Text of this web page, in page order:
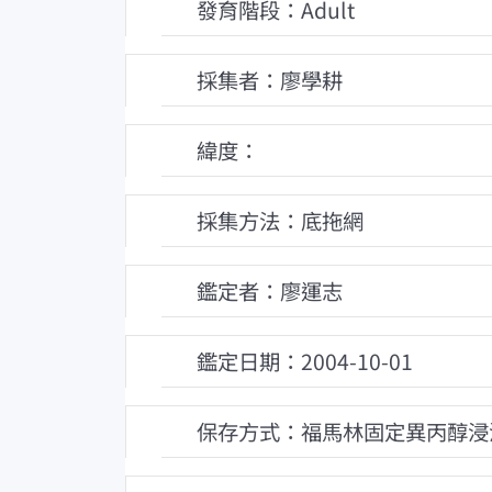
發育階段：Adult
採集者：廖學耕
緯度：
採集方法：底拖網
鑑定者：廖運志
鑑定日期：2004-10-01
保存方式：福馬林固定異丙醇